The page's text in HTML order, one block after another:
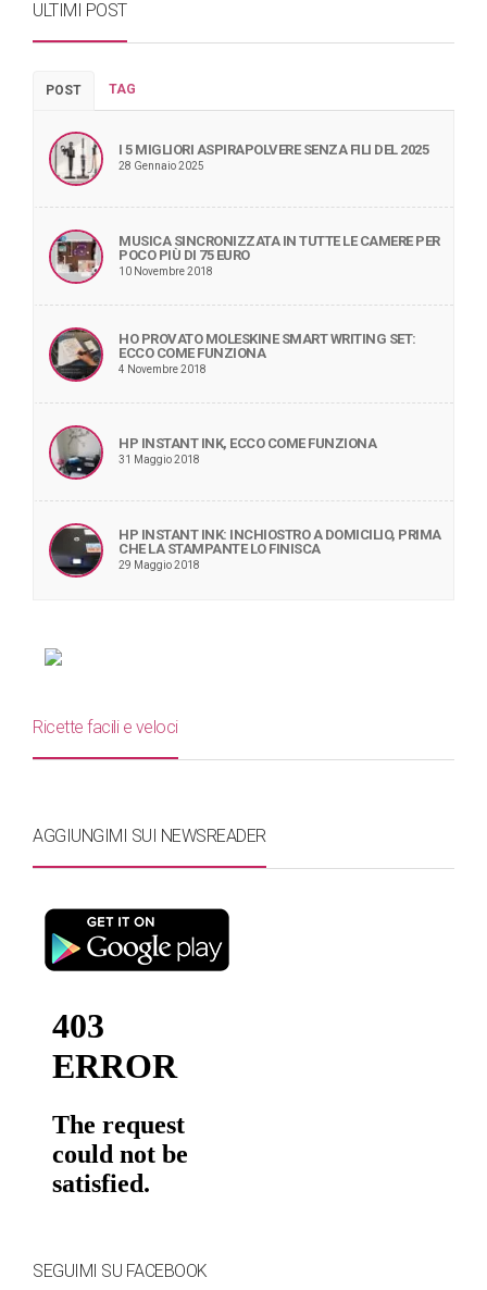
ULTIMI POST
POST TAG
I 5 MIGLIORI ASPIRAPOLVERE SENZA FILI DEL 2025
28 Gennaio 2025
MUSICA SINCRONIZZATA IN TUTTE LE CAMERE PER
POCO PIÙ DI 75 EURO
10 Novembre 2018
HO PROVATO MOLESKINE SMART WRITING SET:
ECCO COME FUNZIONA
4 Novembre 2018
HP INSTANT INK, ECCO COME FUNZIONA
31 Maggio 2018
HP INSTANT INK: INCHIOSTRO A DOMICILIO, PRIMA
CHE LA STAMPANTE LO FINISCA
29 Maggio 2018
Ricette facili e veloci
AGGIUNGIMI SUI NEWSREADER
SEGUIMI SU FACEBOOK